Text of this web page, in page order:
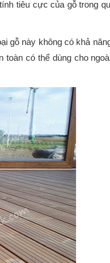
tiêu cực của gỗ trong
gỗ này không có khả
toàn có thể dùng cho